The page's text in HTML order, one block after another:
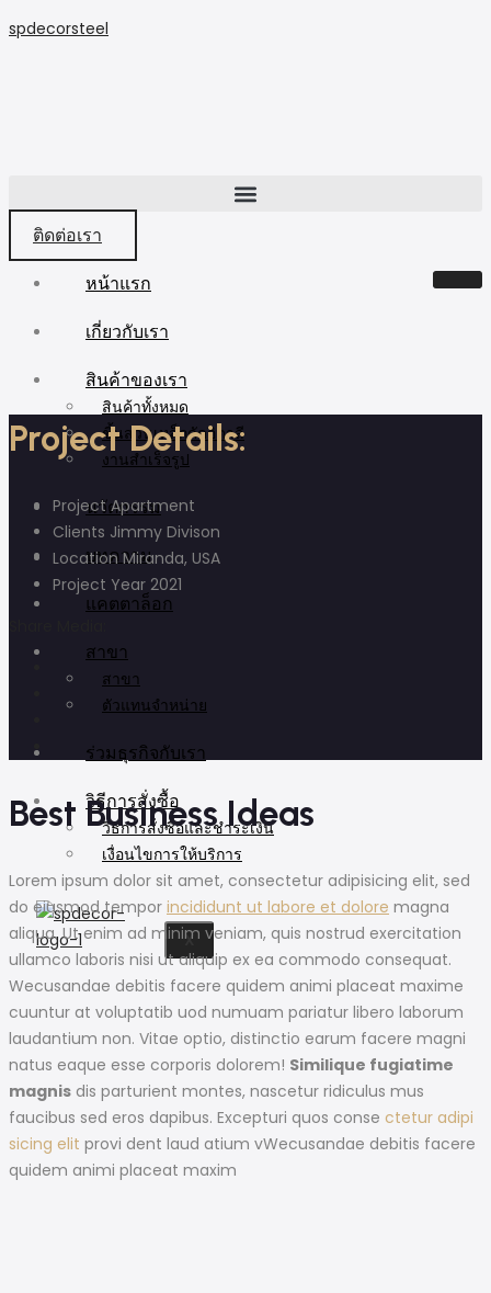
spdecorsteel
ติดต่อเรา
หน้าแรก
เกี่ยวกับเรา
สินค้าของเรา
สินค้าทั้งหมด
ชิ้นส่วนเหล็กดัดอิตาลี
งานสำเร็จรูป
นวัตกรรม
บทความ
แคตตาล็อก
สาขา
สาขา
ตัวแทนจำหน่าย
ร่วมธุรกิจกับเรา
วิธีการสั่งซื้อ
วิธีการสั่งซื้อและชำระเงิน
เงื่อนไขการให้บริการ
X
Project Details:
ProjectApartment
Clients Jimmy Divison
LocationMiranda, USA
Project Year 2021
Best Business Ideas
Lorem ipsum dolor sit amet, consectetur adipisicing elit, sed
do eiusmod tempor incididunt ut labore et dolore magna
aliqua. Ut enim ad minim veniam, quis nostrud exercitation
ullamco laboris nisi ut aliquip ex ea commodo consequat.
Wecusandae debitis facere quidem animi placeat maxime
cuuntur at voluptatib uod numuam pariatur libero laborum
laudantium non. Vitae optio, distinctio earum facere magni
natus eaque esse corporis dolorem! Similique fugiatime
magnis dis parturient montes, nascetur ridiculus mus
faucibus sed eros dapibus. Excepturi quos conse ctetur adipi
sicing elit provi dent laud atium vWecusandae debitis facere
quidem animi placeat maxim